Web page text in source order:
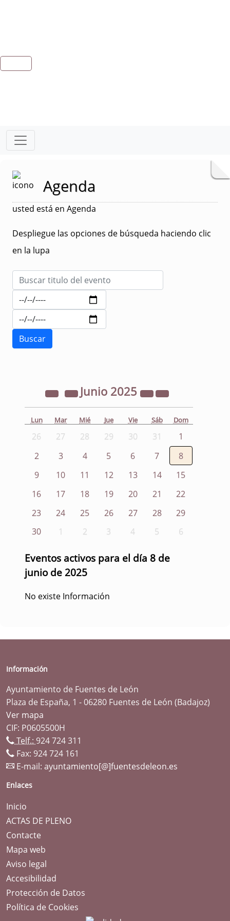
Agenda
usted está en Agenda
Despliegue las opciones de búsqueda haciendo clic
en la lupa
Junio 2025
Lun Mar Mié Jue Vie Sáb Dom
26 27 28 29 30 31
1
2
3 4 5 6 7
8
9
10 11 12 13 14
15
16
17 18 19 20 21
22
23
24 25 26 27 28
29
30
1 2 3 4 5 6
Eventos activos para el día 8 de
junio de 2025
No existe Información
Información
Ayuntamiento de Fuentes de León
Plaza de España, 1 - 06280 Fuentes de León (Badajoz)
Ver mapa
CIF: P0605500H
Telf.: 924 724 311
Fax: 924 724 161
E-mail: ayuntamiento[@]fuentesdeleon.es
Enlaces
Inicio
ACTAS DE PLENO
Contacte
Mapa web
Aviso legal
Accesibilidad
Protección de Datos
Política de Cookies